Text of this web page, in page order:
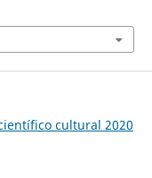
cultural 2020